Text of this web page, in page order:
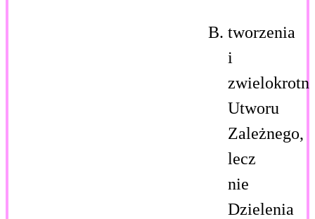
tworzenia
i
Utworu
Zależnego,
lecz
nie
Dzielenia